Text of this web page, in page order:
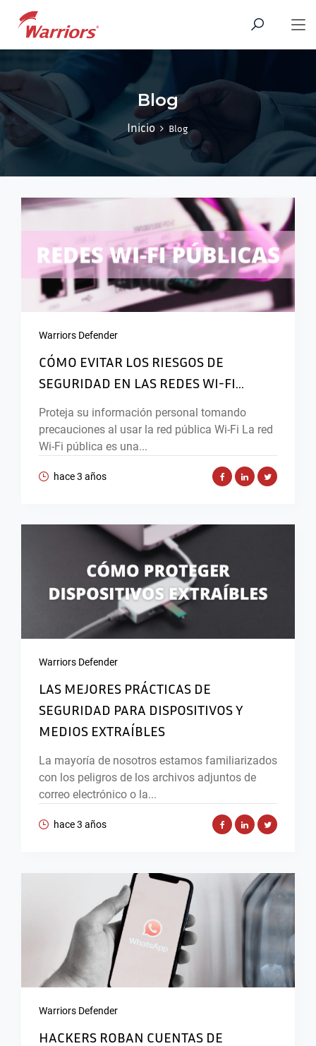
Blog
Inicio Blog
Warriors Defender
CÓMO EVITAR LOS RIESGOS DE
SEGURIDAD EN LAS REDES WI-FI...
Proteja su información personal tomando
precauciones al usar la red pública Wi-Fi La red
Wi-Fi pública es una...
hace 3 años
Warriors Defender
LAS MEJORES PRÁCTICAS DE
SEGURIDAD PARA DISPOSITIVOS Y
MEDIOS EXTRAÍBLES
La mayoría de nosotros estamos familiarizados
con los peligros de los archivos adjuntos de
correo electrónico o la...
hace 3 años
Warriors Defender
HACKERS ROBAN CUENTAS DE